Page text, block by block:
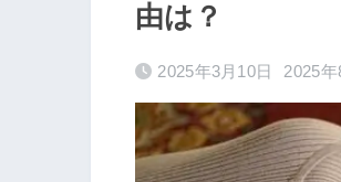
由は？
2025年3月10日 2025年